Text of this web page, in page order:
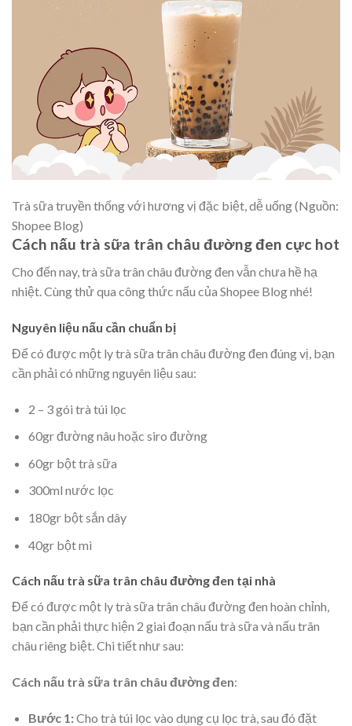
Trà sữa truyền thống với hương vị đặc biệt, dễ uống (Nguồn:
Shopee Blog)
Cách nấu trà sữa trân châu đường đen cực hot
Cho đến nay, trà sữa trân châu đường đen vẫn chưa hề hạ
nhiệt. Cùng thử qua công thức nấu của Shopee Blog nhé!
Nguyên liệu nấu cần chuẩn bị
Để có được một ly trà sữa trân châu đường đen đúng vị, bạn
cần phải có những nguyên liệu sau:
2 – 3 gói trà túi lọc
60gr đường nâu hoặc siro đường
60gr bột trà sữa
300ml nước lọc
180gr bột sắn dây
40gr bột mì
Cách nấu trà sữa trân châu đường đen tại nhà
Để có được một ly trà sữa trân châu đường đen hoàn chỉnh,
bạn cần phải thực hiện 2 giai đoạn nấu trà sữa và nấu trân
châu riêng biệt. Chi tiết như sau:
Cách nấu trà sữa trân châu đường đen:
Bước 1:Cho trà túi lọc vào dụng cụ lọc trà, sau đó đặt